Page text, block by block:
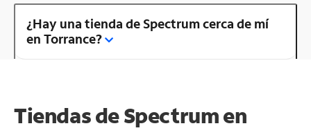
¿Hay una tienda de Spectrum cerca de mí
en Torrance?
Tiendas de Spectrum en